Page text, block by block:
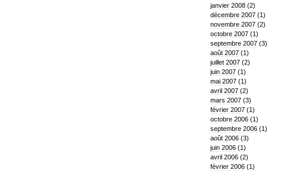
janvier 2008(2)
décembre 2007(1)
novembre 2007(2)
octobre 2007(1)
septembre 2007(3)
août 2007(1)
juillet 2007(2)
juin 2007(1)
mai 2007(1)
avril 2007(2)
mars 2007(3)
février 2007(1)
octobre 2006(1)
septembre 2006(1)
août 2006(3)
juin 2006(1)
avril 2006(2)
février 2006(1)